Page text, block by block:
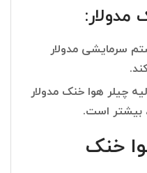
سرمایشی مدولار
چیلر هوا خنک مدولار
بیشتر است.
خنک